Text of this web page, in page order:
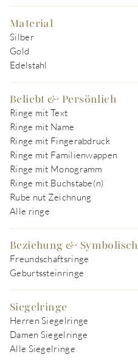
Material
Silber
Gold
Edelstahl
Beliebt & Persönlich
Ringe mit Text
Ringe mit Name
Ringe mit Fingerabdruck
Ringe mit Familienwappen
Ringe mit Monogramm
Ringe mit Buchstabe(n)
Rube nut Zeichnung
Alle ringe
Beziehung & Symbolisch
Freundschaftsringe
Geburtssteinringe
Siegelringe
Herren Siegelringe
Damen Siegelringe
Alle Siegelringe